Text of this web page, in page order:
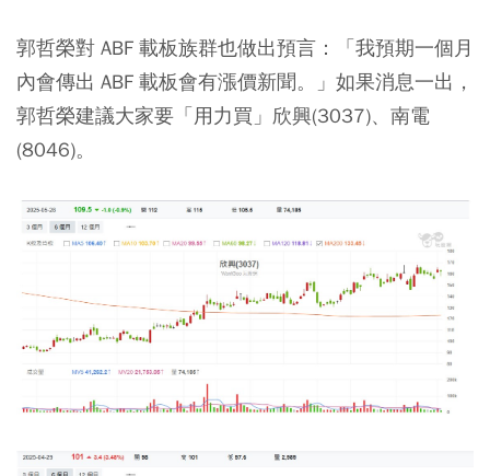
郭哲榮對 ABF 載板族群也做出預言：「我預期一個月
內會傳出 ABF 載板會有漲價新聞。」如果消息一出，
郭哲榮建議大家要「用力買」欣興(3037)、南電
(8046)。